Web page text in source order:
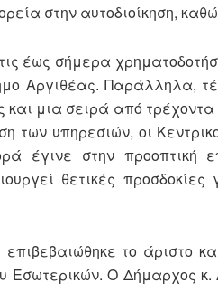
στην αυτοδιοίκηση,
έως σήμερα
Αργιθέας. Παράλληλα,
και μια σειρά από
υπηρεσιών, οι
έγινε στην προοπτική
θετικές
το άριστο
Εσωτερικών. Ο Δήμαρχος